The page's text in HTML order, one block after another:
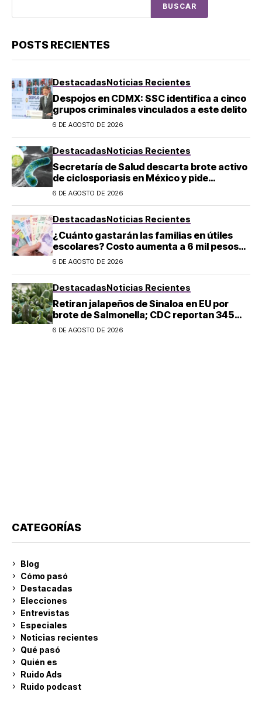
BUSCAR
POSTS RECIENTES
DestacadasNoticias Recientes
Despojos en CDMX: SSC identifica a cinco
grupos criminales vinculados a este delito
6 DE AGOSTO DE 2026
DestacadasNoticias Recientes
Secretaría de Salud descarta brote activo
de ciclosporiasis en México y pide
mantener la calma
6 DE AGOSTO DE 2026
DestacadasNoticias Recientes
¿Cuánto gastarán las familias en útiles
escolares? Costo aumenta a 6 mil pesos
por alumno de educación básica en
6 DE AGOSTO DE 2026
DestacadasNoticias Recientes
Retiran jalapeños de Sinaloa en EU por
brote de Salmonella; CDC reportan 345
casos
6 DE AGOSTO DE 2026
CATEGORÍAS
Blog
Cómo pasó
Destacadas
Elecciones
Entrevistas
Especiales
Noticias recientes
Qué pasó
Quién es
Ruido Ads
Ruido podcast